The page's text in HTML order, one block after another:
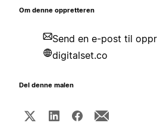
Om denne oppretteren
Send en e-post til
digitalset.co
Del denne malen